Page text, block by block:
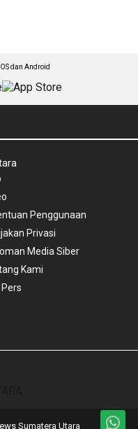
dan Android
Penggunaan
Privasi
Media Siber
Kami
Pers
Sumatera Utara